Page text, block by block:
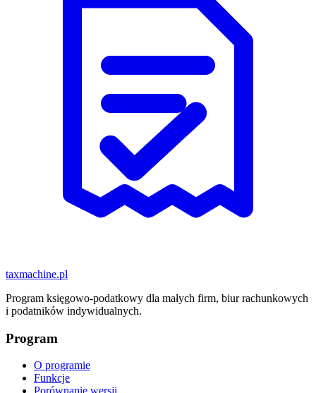
taxmachine.pl
Program księgowo-podatkowy dla małych firm, biur rachunkowych
i podatników indywidualnych.
Program
O programie
Funkcje